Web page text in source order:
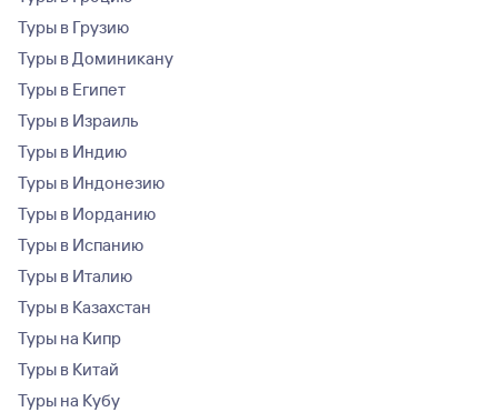
Туры в Грузию
Туры в Доминикану
Туры в Египет
Туры в Израиль
Туры в Индию
Туры в Индонезию
Туры в Иорданию
Туры в Испанию
Туры в Италию
Туры в Казахстан
Туры на Кипр
Туры в Китай
Туры на Кубу